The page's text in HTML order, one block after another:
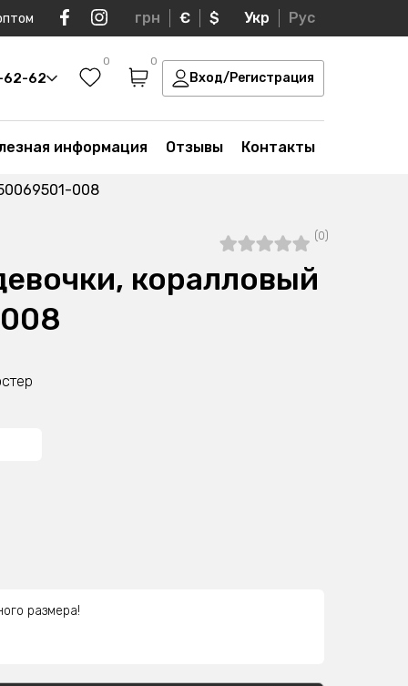
грн € $ Укр Рус
62-62
0 0
Вход/Регистрация
информация Отзывы Контакты
008
(0)
коралловый
размера!